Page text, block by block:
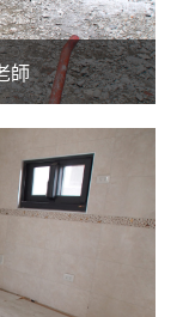
師